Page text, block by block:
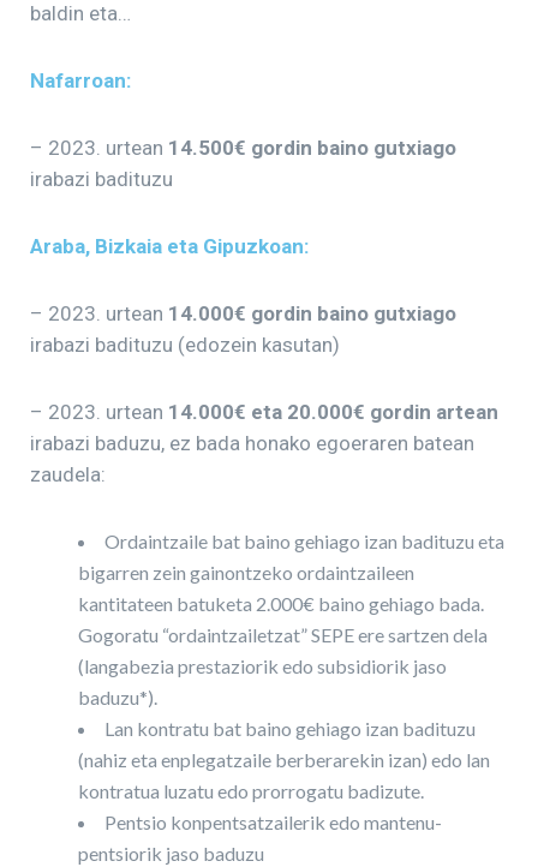
baldin eta…
Nafarroan:
– 2023. urtean 14.500€ gordin baino gutxiago
irabazi badituzu
Araba, Bizkaia eta Gipuzkoan:
– 2023. urtean 14.000€ gordin baino gutxiago
irabazi badituzu (edozein kasutan)
– 2023. urtean 14.000€ eta 20.000€ gordin artean
irabazi baduzu, ez bada honako egoeraren batean
zaudela:
Ordaintzaile bat baino gehiago izan badituzu eta
bigarren zein gainontzeko ordaintzaileen
kantitateen batuketa 2.000€ baino gehiago bada.
Gogoratu “ordaintzailetzat” SEPE ere sartzen dela
(langabezia prestaziorik edo subsidiorik jaso
baduzu*).
Lan kontratu bat baino gehiago izan badituzu
(nahiz eta enplegatzaile berberarekin izan) edo lan
kontratua luzatu edo prorrogatu badizute.
Pentsio konpentsatzailerik edo mantenu-
pentsiorik jaso baduzu